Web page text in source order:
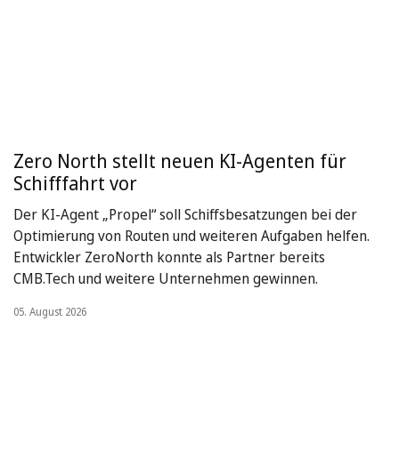
Zero North stellt neuen KI-Agenten für
Schifffahrt vor
Der KI-Agent „Propel“ soll Schiffsbesatzungen bei der
Optimierung von Routen und weiteren Aufgaben helfen.
Entwickler ZeroNorth konnte als Partner bereits
CMB.Tech und weitere Unternehmen gewinnen.
05. August 2026